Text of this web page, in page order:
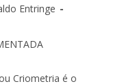
Entringe
Criometria é o